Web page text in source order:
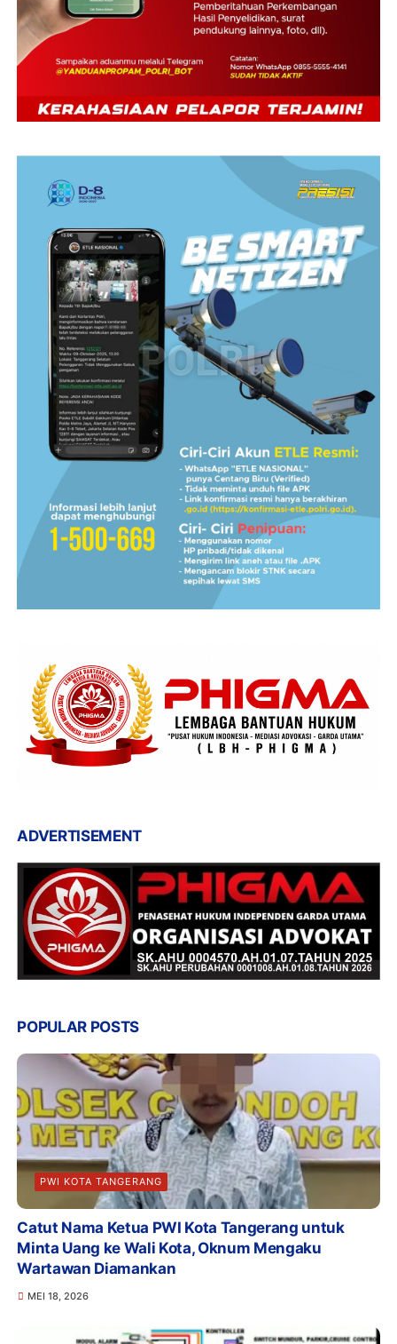
ADVERTISEMENT
POPULAR POSTS
PWI KOTA TANGERANG
Catut Nama Ketua PWI Kota Tangerang untuk
Minta Uang ke Wali Kota, Oknum Mengaku
Wartawan Diamankan
MEI 18, 2026